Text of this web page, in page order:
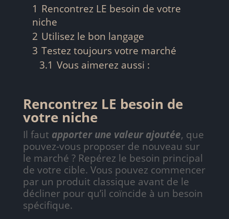
1 Rencontrez LE besoin de votre
niche
2 Utilisez le bon langage
3 Testez toujours votre marché
3.1 Vous aimerez aussi :
Rencontrez LE besoin de
votre niche
Il faut apporter une valeur ajoutée, que
pouvez-vous proposer de nouveau sur
le marché ? Repérez le besoin principal
de votre cible. Vous pouvez commencer
par un produit classique avant de le
décliner pour qu’il coïncide à un besoin
spécifique.